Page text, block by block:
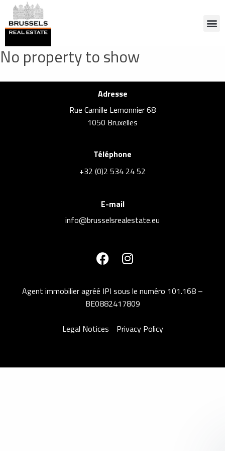
No property to show
Adresse
Rue Camille Lemonnier 68
1050 Bruxelles
Téléphone
+32 (0)2 534 24 52
E-mail
info@brusselsrealestate.eu
Agent immobilier agréé IPI sous le numéro 101.168 –
BE0882417809
Legal Notices Privacy Policy